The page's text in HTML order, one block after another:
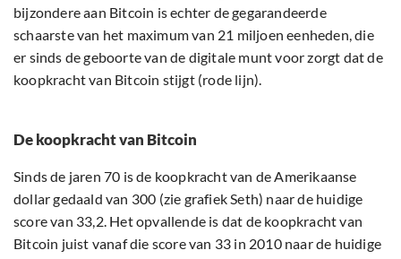
bijzondere aan Bitcoin is echter de gegarandeerde
schaarste van het maximum van 21 miljoen eenheden, die
er sinds de geboorte van de digitale munt voor zorgt dat de
koopkracht van Bitcoin stijgt (rode lijn).
De koopkracht van Bitcoin
Sinds de jaren 70 is de koopkracht van de Amerikaanse
dollar gedaald van 300 (zie grafiek Seth) naar de huidige
score van 33,2. Het opvallende is dat de koopkracht van
Bitcoin juist vanaf die score van 33 in 2010 naar de huidige